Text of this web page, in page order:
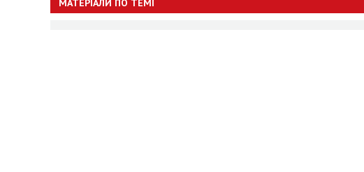
МАТЕРІАЛИ ПО ТЕМІ